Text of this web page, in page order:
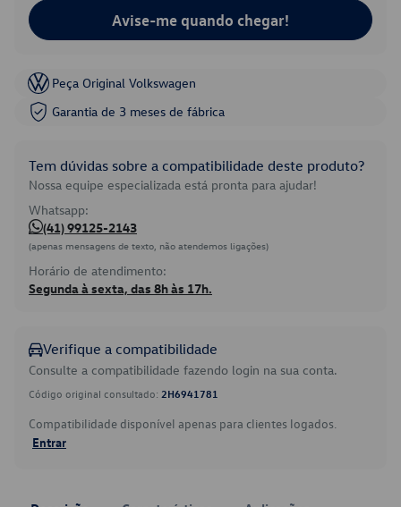
Avise-me quando chegar!
Peça Original Volkswagen
Garantia de 3 meses de fábrica
Tem dúvidas sobre a compatibilidade deste produto?
Nossa equipe especializada está pronta para ajudar!
Whatsapp:
(41) 99125-2143
(apenas mensagens de texto, não atendemos ligações)
Horário de atendimento:
Segunda à sexta, das 8h às 17h.
Verifique a compatibilidade
Consulte a compatibilidade fazendo login na sua conta.
Código original consultado: 2H6941781
Compatibilidade disponível apenas para clientes logados.
Entrar